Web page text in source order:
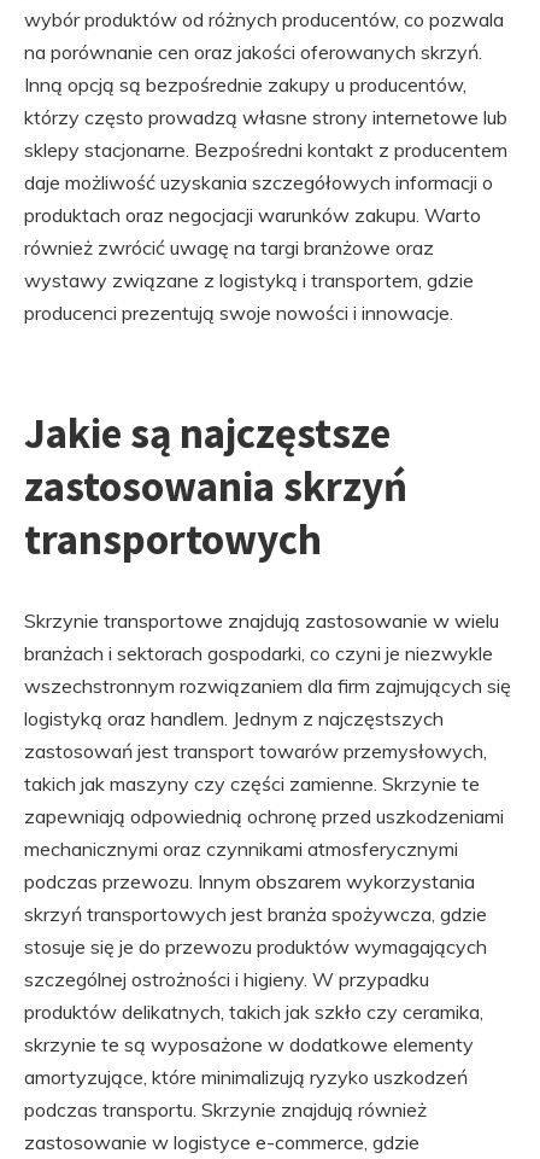
wybór produktów od różnych producentów, co pozwala
na porównanie cen oraz jakości oferowanych skrzyń.
Inną opcją są bezpośrednie zakupy u producentów,
którzy często prowadzą własne strony internetowe lub
sklepy stacjonarne. Bezpośredni kontakt z producentem
daje możliwość uzyskania szczegółowych informacji o
produktach oraz negocjacji warunków zakupu. Warto
również zwrócić uwagę na targi branżowe oraz
wystawy związane z logistyką i transportem, gdzie
producenci prezentują swoje nowości i innowacje.
Jakie są najczęstsze
zastosowania skrzyń
transportowych
Skrzynie transportowe znajdują zastosowanie w wielu
branżach i sektorach gospodarki, co czyni je niezwykle
wszechstronnym rozwiązaniem dla firm zajmujących się
logistyką oraz handlem. Jednym z najczęstszych
zastosowań jest transport towarów przemysłowych,
takich jak maszyny czy części zamienne. Skrzynie te
zapewniają odpowiednią ochronę przed uszkodzeniami
mechanicznymi oraz czynnikami atmosferycznymi
podczas przewozu. Innym obszarem wykorzystania
skrzyń transportowych jest branża spożywcza, gdzie
stosuje się je do przewozu produktów wymagających
szczególnej ostrożności i higieny. W przypadku
produktów delikatnych, takich jak szkło czy ceramika,
skrzynie te są wyposażone w dodatkowe elementy
amortyzujące, które minimalizują ryzyko uszkodzeń
podczas transportu. Skrzynie znajdują również
zastosowanie w logistyce e-commerce, gdzie